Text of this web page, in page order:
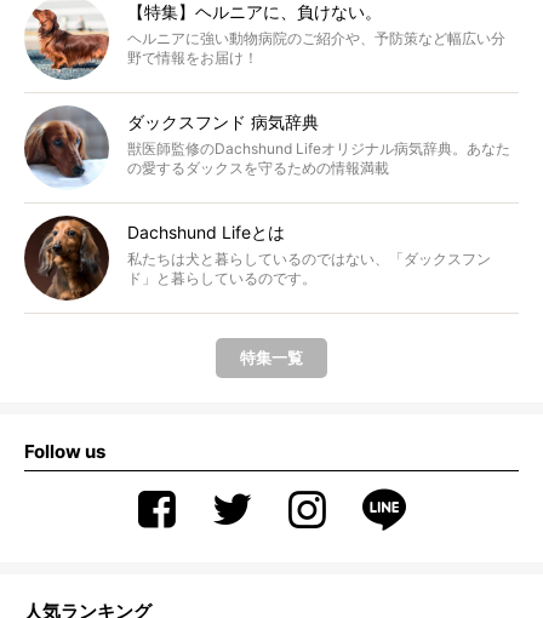
【特集】ヘルニアに、負けない。
ヘルニアに強い動物病院のご紹介や、予防策など幅広い分
野で情報をお届け！
ダックスフンド 病気辞典
獣医師監修のDachshund Lifeオリジナル病気辞典。あなた
の愛するダックスを守るための情報満載
Dachshund Lifeとは
私たちは犬と暮らしているのではない、「ダックスフン
ド」と暮らしているのです。
特集一覧
Follow us
人気ランキング